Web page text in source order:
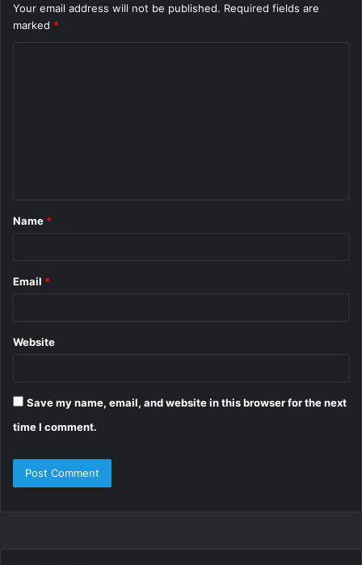
Your email address will not be published. Required fields are
marked *
*
Name *
Email *
Website
Save my name, email, and website in this browser for the next
time I comment.